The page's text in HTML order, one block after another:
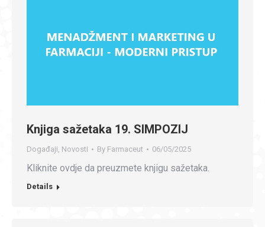
Knjiga sažetaka 19. SIMPOZIJ
Događaji Novosti By Farmaceut 06/05/2025
Kliknite ovdje da preuzmete knjigu sažetaka.
Details